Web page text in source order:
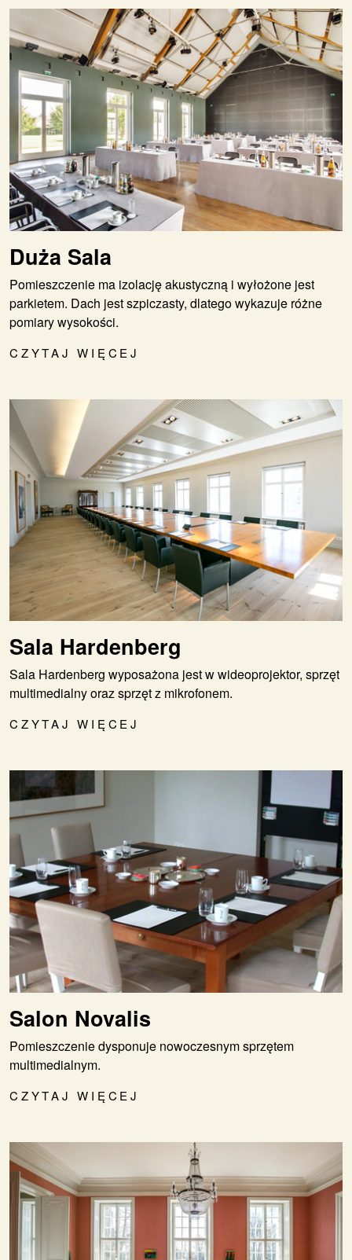
Duża Sala
Pomieszczenie ma izolację akustyczną i wyłożone jest
parkietem. Dach jest szpiczasty, dlatego wykazuje różne
pomiary wysokości.
CZYTAJ WIĘCEJ
Sala Hardenberg
Sala Hardenberg wyposażona jest w wideoprojektor, sprzęt
multimedialny oraz sprzęt z mikrofonem.
CZYTAJ WIĘCEJ
Salon Novalis
Pomieszczenie dysponuje nowoczesnym sprzętem
multimedialnym.
CZYTAJ WIĘCEJ